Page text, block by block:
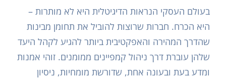
בעולם העסקי הנראות הדיגיטלית היא לא מותרות –
היא הכרח. חברות שרוצות להוביל את תחומן מבינות
שהדרך המהירה והאפקטיבית ביותר להגיע לקהל היעד
שלהן עוברת דרך ניהול קמפיינים ממומנים. זוהי אמנות
ומדע בעת ובעונה אחת, שדורשת מומחיות, ניסיון